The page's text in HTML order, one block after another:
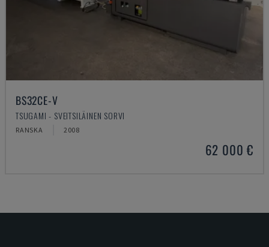
BS32CE-V
TSUGAMI - SVEITSILÄINEN SORVI
RANSKA 2008
62 000 €